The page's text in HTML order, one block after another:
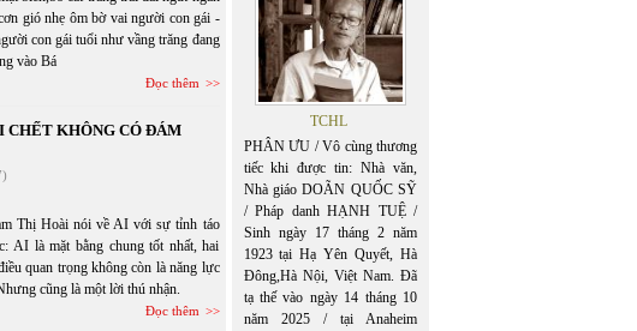
gió nhẹ ôm bờ vai người con gái -
con gái tuổi như vầng trăng đang
vào Bá
Đọc thêm
CHẾT KHÔNG CÓ ĐÁM
Thị Hoài nói về AI với sự tỉnh táo
AI là mặt bằng chung tốt nhất, hai
quan trọng không còn là năng lực
cũng là một lời thú nhận.
Đọc thêm
TCHL
PHÂN ƯU / Vô cùng thương
tiếc khi được tin: Nhà văn,
Nhà giáo DOÃN QUỐC SỸ
/ Pháp danh HẠNH TUỆ /
Sinh ngày 17 tháng 2 năm
1923 tại Hạ Yên Quyết, Hà
Đông,Hà Nội, Việt Nam. Đã
tạ thế vào ngày 14 tháng 10
năm 2025 / tại Anaheim